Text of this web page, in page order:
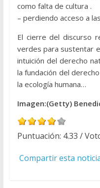
como falta de cultura .
– perdiendo acceso a
El cierre del discurso
verdes para sustentar
intuición del derecho
la fundación del
la ecología humana…
Imagen:(Getty)
Puntuación: 4.33 /
Compartir esta